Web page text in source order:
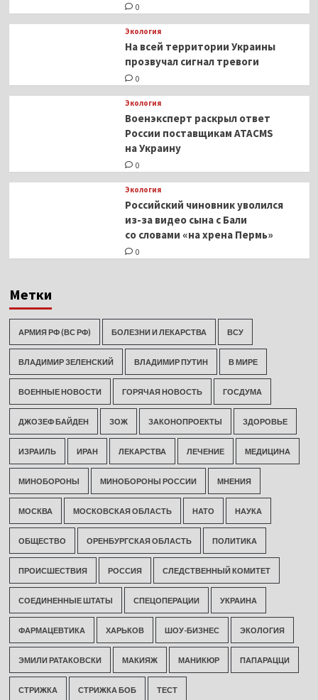
0
Экология
На всей территории Украины
прозвучал сигнал тревоги
0
Экология
Военэксперт раскрыл ответ
России поставщикам ATACMS
на Украину
0
Экология
Российский чиновник уволился
из-за видео сына с Бали
со словами «на хрена Пермь»
0
Метки
АРМИЯ РФ (ВС РФ) БОЛЕЗНИ И ЛЕКАРСТВА ВСУ
ВЛАДИМИР ЗЕЛЕНСКИЙ ВЛАДИМИР ПУТИН В МИРЕ
ВОЕННЫЕ НОВОСТИ ГОРЯЧАЯ НОВОСТЬ ГОСДУМА
ДЖОЗЕФ БАЙДЕН ЗОЖ ЗАКОНОПРОЕКТЫ ЗДОРОВЬЕ
ИЗРАИЛЬ ИРАН ЛЕКАРСТВА ЛЕЧЕНИЕ МЕДИЦИНА
МИНОБОРОНЫ МИНОБОРОНЫ РОССИИ МНЕНИЯ
МОСКВА МОСКОВСКАЯ ОБЛАСТЬ НАТО НАУКА
ОБЩЕСТВО ОРЕНБУРГСКАЯ ОБЛАСТЬ ПОЛИТИКА
ПРОИСШЕСТВИЯ РОССИЯ СЛЕДСТВЕННЫЙ КОМИТЕТ
СОЕДИНЕННЫЕ ШТАТЫ СПЕЦОПЕРАЦИИ УКРАИНА
ФАРМАЦЕВТИКА ХАРЬКОВ ШОУ-БИЗНЕС ЭКОЛОГИЯ
ЭМИЛИ РАТАКОВСКИ МАКИЯЖ МАНИКЮР ПАПАРАЦЦИ
СТРИЖКА СТРИЖКА БОБ ТЕСТ